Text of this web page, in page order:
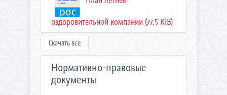
оздоровительной компании (77.5 KiB)
Скачать все
Нормативно-правовые
документы